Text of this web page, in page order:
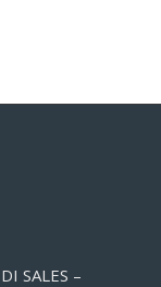
SALES –